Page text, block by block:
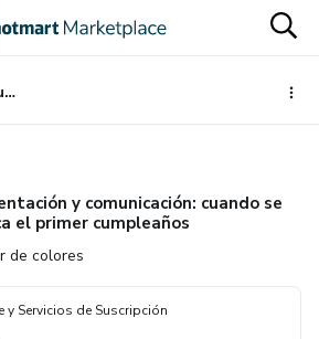
⁠Alimentación y comunicación: cuando se acerca el primer cumpleaños
y comunicación: cuando se
el primer cumpleaños
de colores
y Servicios de Suscripción